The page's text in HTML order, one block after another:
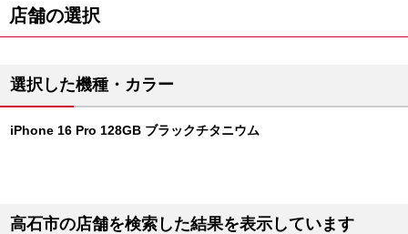
店舗の選択
選択した機種・カラー
iPhone 16 Pro 128GB ブラックチタニウム
高石市の店舗を検索した結果を表示しています